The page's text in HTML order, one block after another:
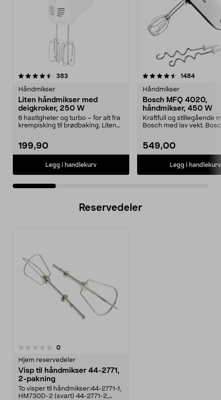
383
Håndmikser
Liten håndmikser med
deigkroker, 250 W
6 hastigheter og turbo – for alt fra
krempisking til brødbaking. Liten
199,90
Legg i handlekurv
4.5 av 5 stjerner 1484
Håndmikser
Bosch MFQ 4020,
håndmikser, 450 W
Kraftfull og stillegående
Bosch med lav vekt.
549,00
Legg i handlekurv
4.5 av 5 stjerner
Reservedeler
0anmeldelser
Hjem reservedeler
Visp til håndmikser 44-2771,
2-pakning
To visper til håndmikser:44-2771-1,
HM730D-2 (svart) 44-2771-2,